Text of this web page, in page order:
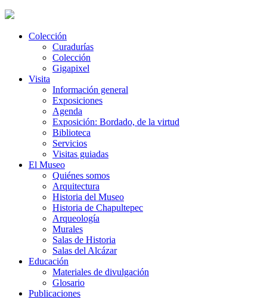
Colección
Curadurías
Colección
Gigapixel
Visita
Información general
Exposiciones
Agenda
Exposición: Bordado, de la virtud
Biblioteca
Servicios
Visitas guiadas
El Museo
Quiénes somos
Arquitectura
Historia del Museo
Historia de Chapultepec
Arqueología
Murales
Salas de Historia
Salas del Alcázar
Educación
Materiales de divulgación
Glosario
Publicaciones